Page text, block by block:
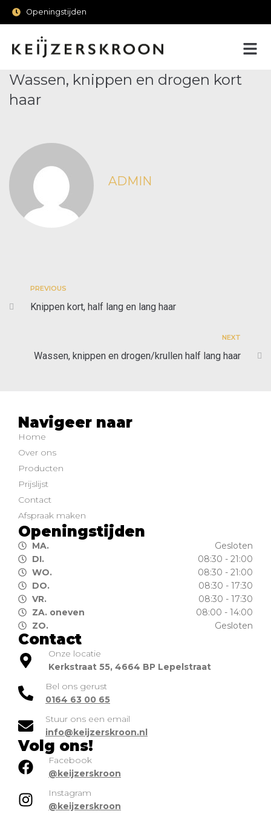
Openingstijden
Wassen, knippen en drogen kort
haar
ADMIN
PREVIOUS
Knippen kort, half lang en lang haar
NEXT
Wassen, knippen en drogen/krullen half lang haar
Navigeer naar
Home
Over ons
Producten
Prijslijst
Contact
Afspraak maken
Openingstijden
MA.
Gesloten
DI.
08:30 - 21:00
WO.
08:30 - 21:00
DO.
08:30 - 17:30
VR.
08:30 - 17:30
ZA. oneven
08:00 - 14:00
ZO.
Gesloten
Contact
Onze locatie
Kerkstraat 55, 4664 BP Lepelstraat
Bel ons gerust
0164 63 00 65
Stuur ons een email
info@keijzerskroon.nl
Volg ons!
Facebook
@keijzerskroon
Instagram
@keijzerskroon